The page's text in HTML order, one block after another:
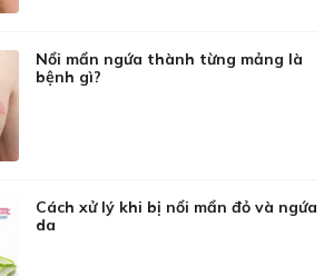
Nổi mẩn ngứa thành từng mảng là
bệnh gì?
Cách xử lý khi bị nổi mẩn đỏ và ngứa
da